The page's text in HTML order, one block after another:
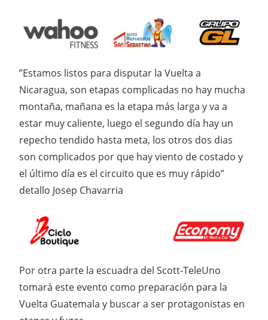
”Estamos listos para disputar la Vuelta a
Nicaragua, son etapas complicadas no hay mucha
montaña, mañana es la etapa más larga y va a
estar muy caliente, luego el segundo día hay un
repecho tendido hasta meta, los otros dos dias
son complicados por que hay viento de costado y
el último día es el circuito que es muy rápido”
detallo Josep Chavarria
Por otra parte la escuadra del Scott-TeleUno
tomará este evento como preparación para la
Vuelta Guatemala y buscar a ser protagonistas en